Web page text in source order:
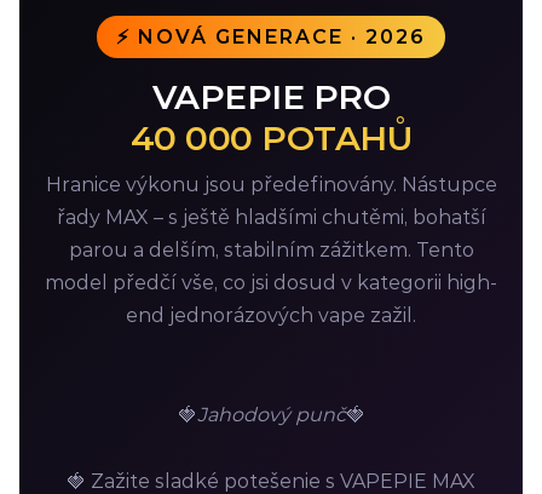
⚡ NOVÁ GENERACE · 2026
VAPEPIE PRO
40 000 POTAHŮ
Hranice výkonu jsou předefinovány. Nástupce
řady MAX – s ještě hladšími chutěmi, bohatší
parou a delším, stabilním zážitkem. Tento
model předčí vše, co jsi dosud v kategorii high-
end jednorázových vape zažil.
🍓Jahodový punč🍓
🍓 Zažite sladké potešenie s VAPEPIE MAX